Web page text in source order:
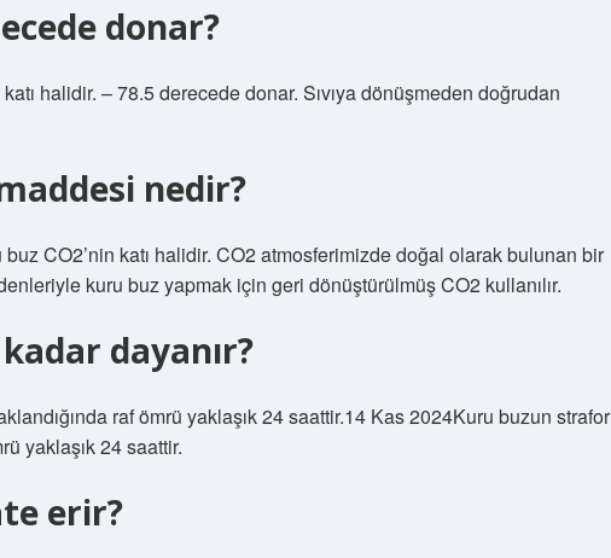
donar?
halidir. – 78.5 derecede donar. Sıvıya dönüşmeden doğrudan
nedir?
CO2’nin katı halidir. CO2 atmosferimizde doğal olarak bulunan bir
kuru buz yapmak için geri dönüştürülmüş CO2 kullanılır.
dayanır?
raf ömrü yaklaşık 24 saattir.14 Kas 2024Kuru buzun strafor
yaklaşık 24 saattir.
erir?